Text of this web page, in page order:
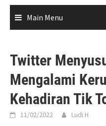
Main Menu
Twitter
Mengalami
Kehadiran Tik
11/02/2022 Ludi H